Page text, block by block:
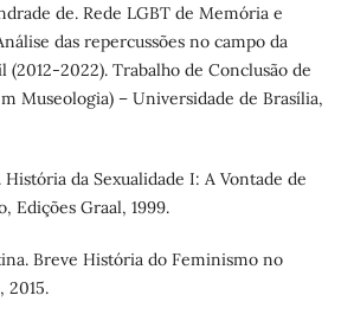
de. Rede LGBT de Memória e
das repercussões no campo da
(2012-2022). Trabalho de Conclusão de
Museologia) – Universidade de Brasília,
da Sexualidade I: A Vontade de
Edições Graal, 1999.
Breve História do Feminismo no
2015.